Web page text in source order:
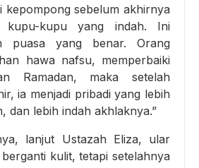
kepompong sebelum akhirnya
kupu-kupu yang indah. Ini
puasa yang benar. Orang
hawa nafsu, memperbaiki
Ramadan, maka setelah
ia menjadi pribadi yang lebih
dan lebih indah akhlaknya.”
lanjut Ustazah Eliza, ular
berganti kulit, tetapi setelahnya